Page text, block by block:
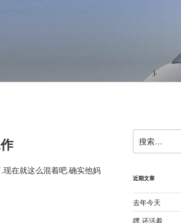
在就这么混着吧.确实他妈
索：
近期文章
去年今天
嘿,还活着